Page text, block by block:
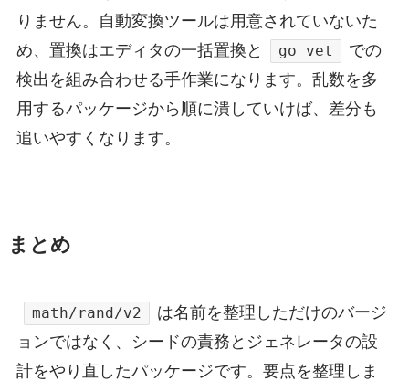
りません。自動変換ツールは用意されていないた
め、置換はエディタの一括置換と
go vet
での
検出を組み合わせる手作業になります。乱数を多
用するパッケージから順に潰していけば、差分も
追いやすくなります。
まとめ
math/rand/v2
は名前を整理しただけのバージ
ョンではなく、シードの責務とジェネレータの設
計をやり直したパッケージです。要点を整理しま